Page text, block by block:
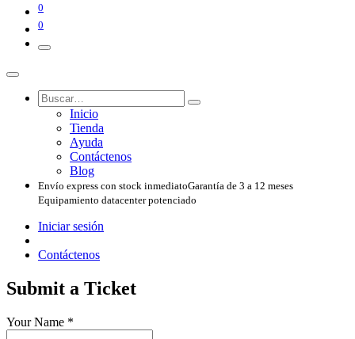
0
0
Inicio
Tienda
Ayuda
Contáctenos
Blog
Envío express con stock inmediatoGarantía de 3 a 12 meses
Equipamiento datacenter potenciado
Iniciar sesión
Contáctenos
Submit a Ticket
Your Name *